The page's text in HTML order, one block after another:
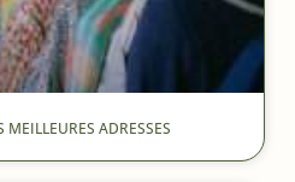
MEILLEURES ADRESSES